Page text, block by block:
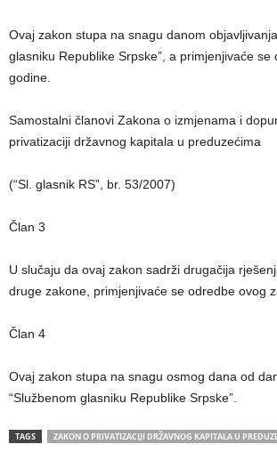
Ovaj zakon stupa na snagu danom
glasniku Republike Srpske”, a primjenjivaće se
godine.
Samostalni članovi Zakona o izmjenama i
privatizaciji državnog kapitala u preduzećima
(“Sl. glasnik RS”, br. 53/2007)
Član 3
U slučaju da ovaj zakon sadrži drugačija
druge zakone, primjenjivaće se odredbe ovog
Član 4
Ovaj zakon stupa na snagu osmog dana od
“Službenom glasniku Republike Srpske”.
TAGS ZAKON O PRIVATIZACIJI DRŽAVNOG KAPITALA U